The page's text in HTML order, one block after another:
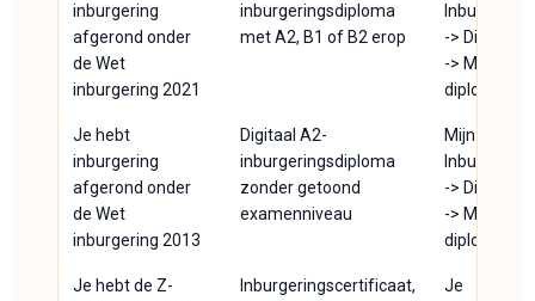
inburgering
afgerond onder
de Wet
inburgering 2021
inburgeringsdiploma
met A2, B1 of B2 erop
Inburgering
-> Diploma
-> Mijn
diploma's
Je hebt
inburgering
afgerond onder
de Wet
inburgering 2013
Digitaal A2-
inburgeringsdiploma
zonder getoond
examenniveau
Mijn
Inburgering
-> Diploma
-> Mijn
diploma's
Je hebt de Z-
Inburgeringscertificaat,
Je